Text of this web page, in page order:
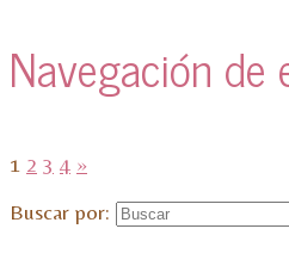
Navegación de
1 2 3 4 »
Buscar por: